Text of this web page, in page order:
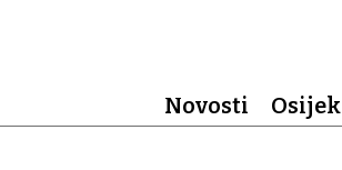
Novosti Osijek